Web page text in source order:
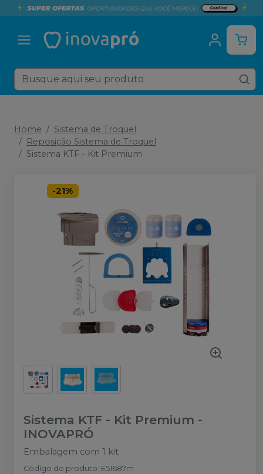
Home
Sistema de Troquel
Reposição Sistema de Troquel
Sistema KTF - Kit Premium
-21%
Sistema KTF - Kit Premium -
INOVAPRÓ
Embalagem com 1 kit
Código do produto: E51687m